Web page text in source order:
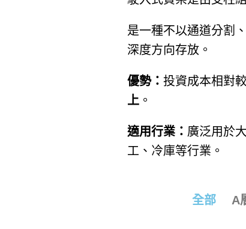
是一種不以通道分割
深度方向存放。
優勢： 投資成本相對
上。
適用行業： 廣泛用於
工、冷庫等行業。
全部 A